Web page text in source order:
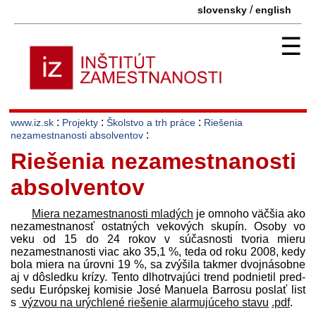
slovensky /english
☰
www.iz.sk : Projekty : Školstvo a trh práce : Riešenia
nezamestnanosti absolventov :
Riešenia nezamestnanosti
absolventov
Miera nezamestnanosti mladých je omnoho väčšia ako
nezamestnanosť ostatných vekových skupín. Osoby vo
veku od 15 do 24 rokov v súčasnosti tvoria mieru
nezamestnanosti viac ako 35,1 %, teda od roku 2008, kedy
bola miera na úrovni 19 %, sa zvýšila takmer dvojnásobne
aj v dôsledku krízy. Tento dlhotrvajúci trend podnietil pred­
sedu Európskej komisie José Manuela Barrosu poslať list
s výzvou na urýchlené riešenie alarmujúceho stavu .pdf.